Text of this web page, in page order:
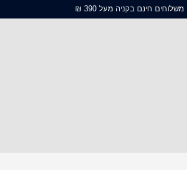
משלוחים חינם בקניה מעל 390 ₪